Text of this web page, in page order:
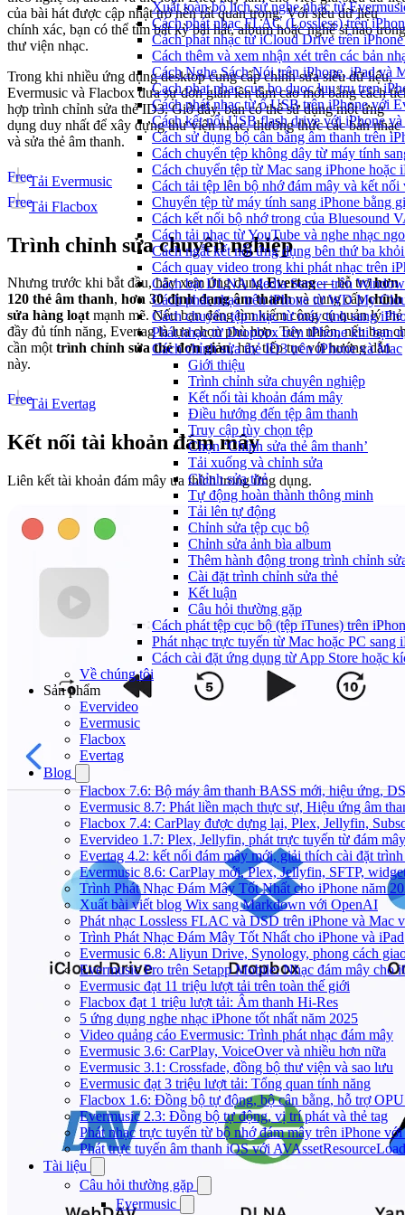
Xuất toàn bộ lịch sử nghe nhạc từ
Cách phát nhạc FLAC (Lossless) trên
Cách phát nhạc từ iCloud Drive trên
Cách thêm và xem nhận xét trên các bản
Cách Nghe Sách Nói trên iPhone, iPad và
Cach phat nhac cuc bo duoc luu tru tren
Cách phát nhạc từ ổ USB trên iPhone với
Cách kết nối USB flash drive với iPhone
Cách sử dụng bộ cân bằng âm thanh trên
Cách chuyển tệp không dây từ máy tính
Cách chuyển tệp từ Mac sang iPhone hoặc
Cách tải tệp lên bộ nhớ đám mây và kết
Chuyển tệp từ máy tính sang iPhone bằng
Cách kết nối bộ nhớ trong của Bluesound
Cách tải nhạc từ YouTube và nghe nhạc
Cách ngắt kết nối ứng dụng bên thứ ba
Cách quay video trong khi phát nhạc trên
Cách bật DLNA Media Server trên
Cách phát nhạc trên iPhone từ WD My
Cách chuyển tệp nhạc từ máy tính sang
Phát nhạc từ Dropbox trên iPhone khi bạn
Cách chỉnh sửa thẻ ID3 trên iPhone và Mac
Giới thiệu
Trình chỉnh sửa chuyên nghiệp
Kết nối tài khoản đám mây
Điều hướng đến tệp âm thanh
Truy cập tùy chọn tệp
Chọn ‘Chỉnh sửa thẻ âm thanh’
Tải xuống và chỉnh sửa
Chỉnh sửa thẻ
Tự động hoàn thành thông minh
Tải lên tự động
Chỉnh sửa tệp cục bộ
Chỉnh sửa ảnh bìa album
Thêm hành động trong trình chỉnh
Cài đặt trình chỉnh sửa thẻ
Kết luận
Câu hỏi thường gặp
Cách phát tệp cục bộ (tệp iTunes) trên
Phát nhạc trực tuyến từ Mac hoặc PC sang
Cách cài đặt ứng dụng từ App Store hoặc
Về chúng tôi
Sản phẩm
Evervideo
Evermusic
Flacbox
Evertag
Blog
Flacbox 7.6: Bộ máy âm thanh BASS mới, hiệu ứng,
Evermusic 8.7: Phát liền mạch thực sự, Hiệu ứng âm
Flacbox 7.4: CarPlay được dựng lại, Plex, Jellyfin,
Evervideo 1.7: Plex, Jellyfin, phát trực tuyến từ đám
Evertag 4.2: kết nối đám mây mới, giải thích cài đặt
Evermusic 8.6: CarPlay mới, Plex, Jellyfin, SFTP,
Trình Phát Nhạc Đám Mây Tốt Nhất cho iPhone năm
Xuất bài viết blog Wix sang Markdown với OpenAI
Phát nhạc Lossless FLAC và DSD trên iPhone và Mac
Trình Phát Nhạc Đám Mây Tốt Nhất cho iPhone và iPad
Evermusic 6.8: Aliyun Drive, Synology, phong cách
Evermusic Pro trên Setapp Mobile: Nhạc đám mây cho
Evermusic đạt 11 triệu lượt tải trên toàn thế giới
Flacbox đạt 1 triệu lượt tải: Âm thanh Hi-Res
5 ứng dụng nghe nhạc iPhone tốt nhất năm 2025
Video quảng cáo Evermusic: Trình phát nhạc đám mây
Evermusic 3.6: CarPlay, VoiceOver và nhiều hơn nữa
Evermusic 3.1: Crossfade, đồng bộ thư viện và sao lưu
Evermusic đạt 3 triệu lượt tải: Tổng quan tính năng
Flacbox 1.6: Đồng bộ tự động, bộ cân bằng, hỗ trợ
Evermusic 2.3: Đồng bộ tự động, vị trí phát và thẻ tag
Phát nhạc trực tuyến từ bộ nhớ đám mây trên iPhone
Phát trực tuyến âm thanh iOS với
Tài liệu
Câu hỏi thường gặp
Evermusic
của bài hát được cập nhật trở nên rất quan trọng. Với siêu dữ liệu
chính xác, bạn có thể tìm bất kỳ bài hát, album hoặc nghệ sĩ nào trong
thư viện nhạc.
Trong khi nhiều ứng dụng desktop cung cấp chỉnh sửa siêu dữ liệu,
Evermusic và Flacbox đưa sự đơn giản lên tầm cao mới bằng cách
hợp trình chỉnh sửa thẻ ID3. Giờ đây, bạn có thể sử dụng một ứng
dụng duy nhất để xây dựng thư viện nhạc, thưởng thức các bản nhạc
và sửa thẻ âm thanh.
Tải Evermusic
Free
Tải Flacbox
Free
Trình chỉnh sửa chuyên nghiệp
Nhưng trước khi bắt đầu, hãy xem ứng dụngEvertag— hỗ trợhơn
120 thẻ âm thanh, hơn 30 định dạng âm thanhvà cung cấpchỉnh
sửa hàng loạtmạnh mẽ. Nếu bạn đang tìm kiếm công cụ quản lý thẻ
đầy đủ tính năng, Evertag là lựa chọn phù hợp. Tuy nhiên, nếu bạn
cần mộttrình chỉnh sửa thẻ đơn giản, hãy tiếp tục với hướng dẫn
này.
Tải Evertag
Free
Kết nối tài khoản đám mây
Liên kết tài khoản đám mây ưa thích trong ứng dụng.